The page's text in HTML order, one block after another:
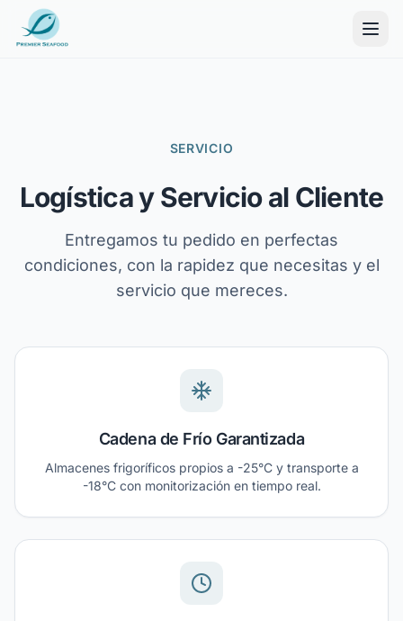
SERVICIO
Logística y Servicio al Cliente
Entregamos tu pedido en perfectas
condiciones, con la rapidez que necesitas y el
servicio que mereces.
Cadena de Frío Garantizada
Almacenes frigoríficos propios a -25°C y transporte a
-18°C con monitorización en tiempo real.